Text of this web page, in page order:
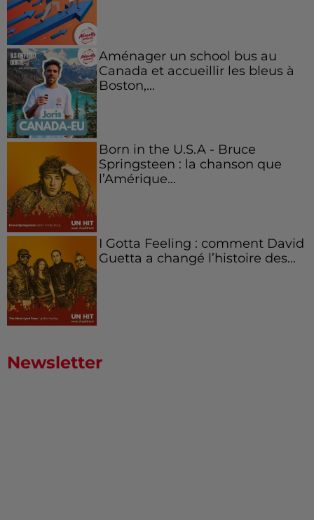
Aménager un school bus au
Canada et accueillir les bleus à
Boston,...
Born in the U.S.A - Bruce
Springsteen : la chanson que
l’Amérique...
I Gotta Feeling : comment David
Guetta a changé l’histoire des...
Newsletter